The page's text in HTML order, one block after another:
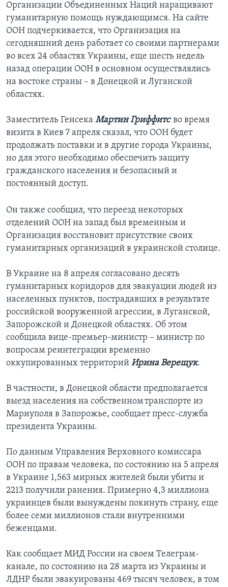
Организации Объединенных Наций наращивают
гуманитарную помощь нуждающимся. На сайте
ООН подчеркивается, что Организация на
сегодняшний день работает со своими партнерами
во всех 24 областях Украины, еще шесть недель
назад операции ООН в основном осуществлялись
на востоке страны – в Донецкой и Луганской
областях.
Заместитель Генсека Мартин Гриффитсво время
визита в Киев 7 апреля сказал, что ООН будет
продолжать поставки и в другие города Украины,
но для этого необходимо обеспечить защиту
гражданского населения и безопасный и
постоянный доступ.
Он также сообщил, что переезд некоторых
отделений ООН на запад был временным и
Организация восстановит присутствие своих
гуманитарных организаций в украинской столице.
В Украине на 8 апреля согласовано десять
гуманитарных коридоров для эвакуации людей из
населенных пунктов, пострадавших в результате
российской вооруженной агрессии, в Луганской,
Запорожской и Донецкой областях. Об этом
сообщила вице-премьер-министр – министр по
вопросам реинтеграции временно
оккупированных территорий Ирина Верещук.
В частности, в Донецкой области предполагается
выезд населения на собственном транспорте из
Мариуполя в Запорожье, сообщает пресс-служба
президента Украины.
По данным Управления Верховного комиссара
ООН по правам человека, по состоянию на 5 апреля
в Украине 1,563 мирных жителей были убиты и
2213 получили ранения. Примерно 4,3 миллиона
украинцев были вынуждены покинуть страну, еще
более семи миллионов стали внутренними
беженцами.
Как сообщает МИД России на своем Телеграм-
канале, по состоянию на 28 марта из Украины и
ЛДНР были эвакуированы 469 тысяч человек, в том